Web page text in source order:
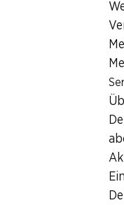
Bargeldbezug mit